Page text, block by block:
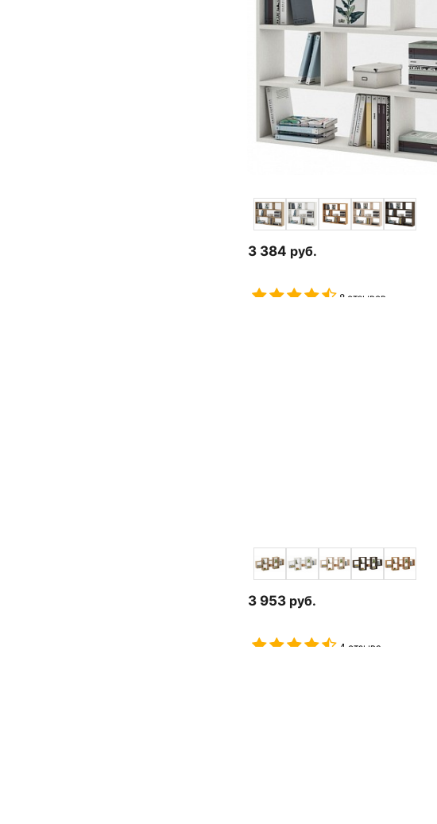
3 384 руб.
8 отзывов
3 953 руб.
4 отзыва